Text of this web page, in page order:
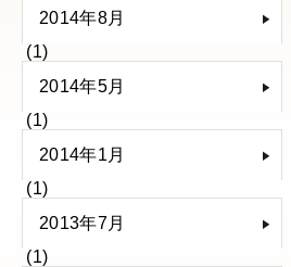
2014年8月
(1)
2014年5月
(1)
2014年1月
(1)
2013年7月
(1)